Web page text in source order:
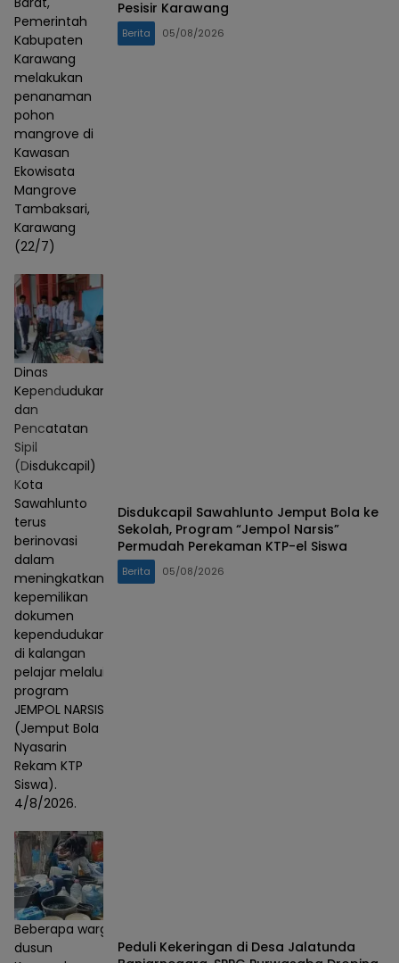
Pemerintah
Kabupaten
Karawang
melakukan
penanaman
pohon
mangrove di
Kawasan
Ekowisata
Mangrove
Tambaksari,
Karawang
(22/7)
Pesisir Karawang
Berita 05/08/2026
Dinas
Kependudukan
dan
Pencatatan
Sipil
(Disdukcapil)
Kota
Sawahlunto
terus
berinovasi
dalam
meningkatkan
kepemilikan
dokumen
kependudukan
di kalangan
pelajar melalui
program
JEMPOL NARSIS
(Jemput Bola
Nyasarin
Rekam KTP
Siswa).
4/8/2026.
Disdukcapil Sawahlunto Jemput Bola ke
Sekolah, Program “Jempol Narsis”
Permudah Perekaman KTP-el Siswa
Berita 05/08/2026
Beberapa warga
dusun
Peduli Kekeringan di Desa Jalatunda